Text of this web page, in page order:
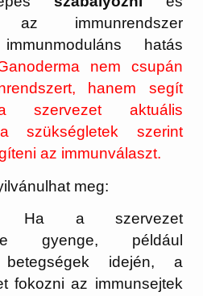
immunrendszer
hatás
nem csupán
hanem segít
aktuális
szükségletek szerint
az immunválaszt.
meg:
Ha a szervezet
gyenge, például
idején, a
fokozni az immunsejtek